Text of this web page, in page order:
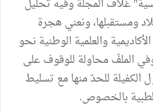
غلاف المجلّة وفيه تحليل
ومستقبلها، ونعني هجرة
والعلمية الوطنية نحو
الملفّ محاولة للوقوف على
الكفيلة للحدّ منها مع تسليط
بالخصوص.